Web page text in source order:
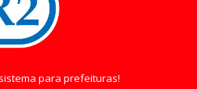
sistema para prefeituras!